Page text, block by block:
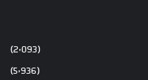
(2٬093)
(5٬936)